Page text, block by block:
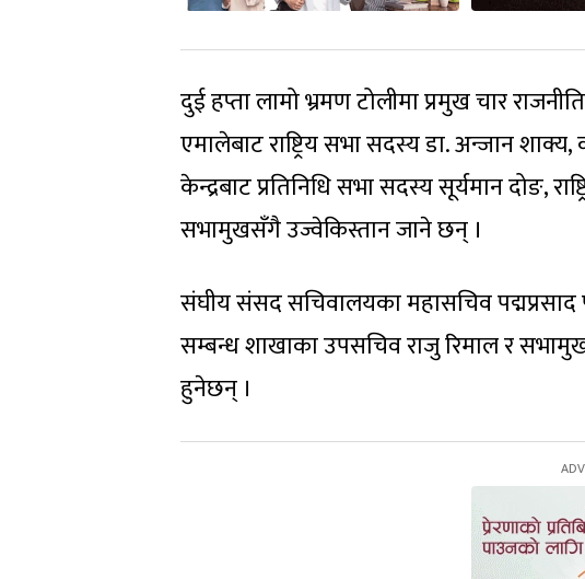
दुई हप्ता लामो भ्रमण टोलीमा प्रमुख चार
एमालेबाट राष्ट्रिय सभा सदस्य डा. अन्जान
केन्द्रबाट प्रतिनिधि सभा सदस्य सूर्यमान दोङ,
सभामुखसँगै उज्वेकिस्तान जाने छन् ।
संघीय संसद सचिवालयका महासचिव पद्मप्रसाद
सम्बन्ध शाखाका उपसचिव राजु रिमाल र
हुनेछन् ।